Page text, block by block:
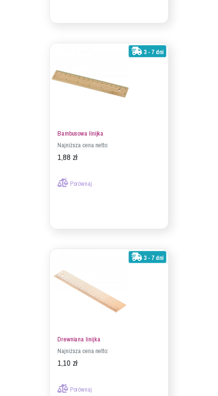
3 - 7 dni
Bambusowa linijka
Najniższa cena netto:
1,88 zł
Porównaj
3 - 7 dni
Drewniana linijka
Najniższa cena netto:
1,10 zł
Porównaj